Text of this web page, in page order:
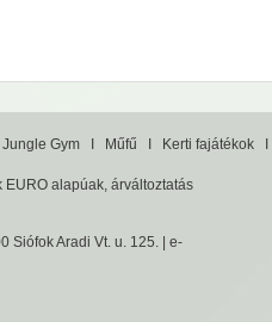
Jungle GymI Műfű Kerti fajátékokI
EURO alapúak, árváltoztatás
Siófok Aradi Vt. u. 125. | e-